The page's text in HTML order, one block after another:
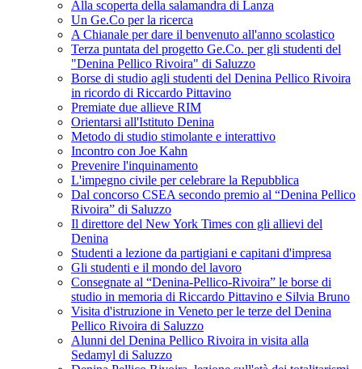
Alla scoperta della salamandra di Lanza
Un Ge.Co per la ricerca
A Chianale per dare il benvenuto all'anno scolastico
Terza puntata del progetto Ge.Co. per gli studenti del
"Denina Pellico Rivoira" di Saluzzo
Borse di studio agli studenti del Denina Pellico Rivoira
in ricordo di Riccardo Pittavino
Premiate due allieve RIM
Orientarsi all'Istituto Denina
Metodo di studio stimolante e interattivo
Incontro con Joe Kahn
Prevenire l'inquinamento
L'impegno civile per celebrare la Repubblica
Dal concorso CSEA secondo premio al “Denina Pellico
Rivoira” di Saluzzo
Il direttore del New York Times con gli allievi del
Denina
Studenti a lezione da partigiani e capitani d'impresa
Gli studenti e il mondo del lavoro
Consegnate al “Denina-Pellico-Rivoira” le borse di
studio in memoria di Riccardo Pittavino e Silvia Bruno
Visita d'istruzione in Veneto per le terze del Denina
Pellico Rivoira di Saluzzo
Alunni del Denina Pellico Rivoira in visita alla
Sedamyl di Saluzzo